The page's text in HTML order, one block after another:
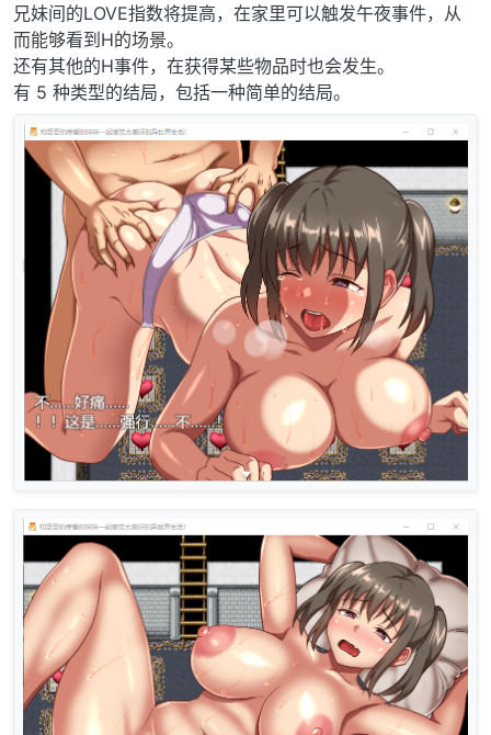
兄妹间的LOVE指数将提高，在家里可以触发午夜事件，从
而能够看到H的场景。
还有其他的H事件，在获得某些物品时也会发生。
有 5 种类型的结局，包括一种简单的结局。